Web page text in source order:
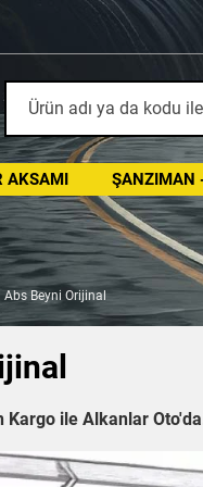
AKSAMI ŞANZIMAN
Abs Beyni Orijinal
Kargo ile Alkanlar